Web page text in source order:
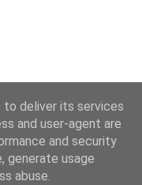
to deliver its services
and user-agent are
and security
generate usage
abuse.